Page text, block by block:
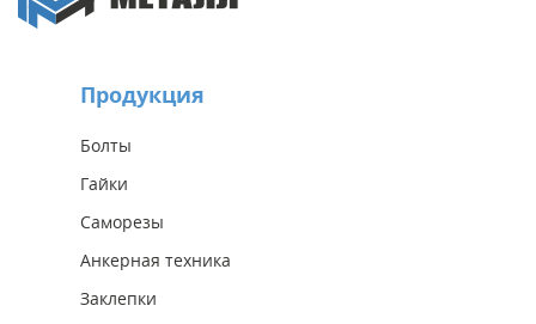
Продукция
Болты
Гайки
Саморезы
Анкерная техника
Заклепки